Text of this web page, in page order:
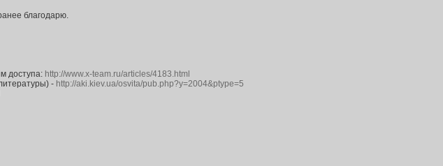
благодарю.
доступа: http://www.x-team.ru/articles/4183.html
- http://aki.kiev.ua/osvita/pub.php?y=2004&ptype=5